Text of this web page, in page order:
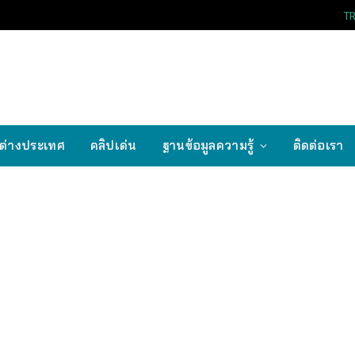
ต่างประเทศ คลิปเด่น ฐานข้อมูลความรู้ ติดต่อเรา